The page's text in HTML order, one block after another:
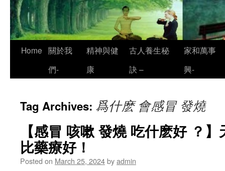
Skip
Home 關於我
們-
精神與健
康
古人養生秘
訣 –
家和萬事
興-
Tag Archives: 爲什麽 會感冒 發燒
【感冒 咳嗽 發燒 吃什麽好 ？
比藥療好！
Posted on March 25, 2024byadmin